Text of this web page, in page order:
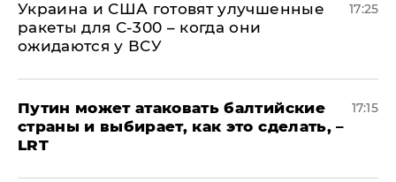
Украина и США готовят улучшенные
ракеты для С-300 – когда они
ожидаются у ВСУ
17:25
Путин может атаковать балтийские
страны и выбирает, как это сделать, –
LRT
17:15